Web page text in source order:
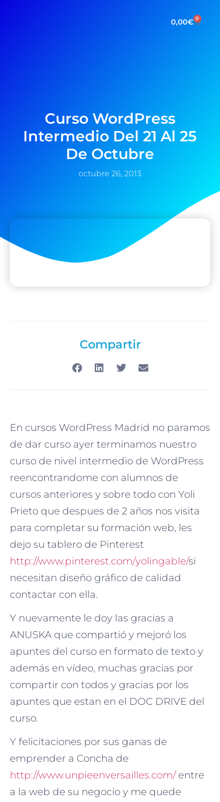
0,00€ 0
Curso WordPress
Intermedio Del 21 Al 25
De Octubre
octubre 26, 2013
Compartir
En cursos WordPress Madrid no paramos
de dar curso ayer terminamos nuestro
curso de nivel intermedio de WordPress
reencontrandome con alumnos de
cursos anteriores y sobre todo con Yoli
Prieto que despues de 2 años nos visita
para completar su formación web, les
dejo su tablero de Pinterest
http://www.pinterest.com/yolingable/si
necesitan diseño gráfico de calidad
contactar con ella.
Y nuevamente le doy las gracias a
ANUSKA que compartió y mejoró los
apuntes del curso en formato de texto y
además en vídeo, muchas gracias por
compartir con todos y gracias por los
apuntes que estan en el DOC DRIVE del
curso.
Y felicitaciones por sus ganas de
emprender a Concha de
http://www.unpieenversailles.com/ entre
a la web de su negocio y me quede